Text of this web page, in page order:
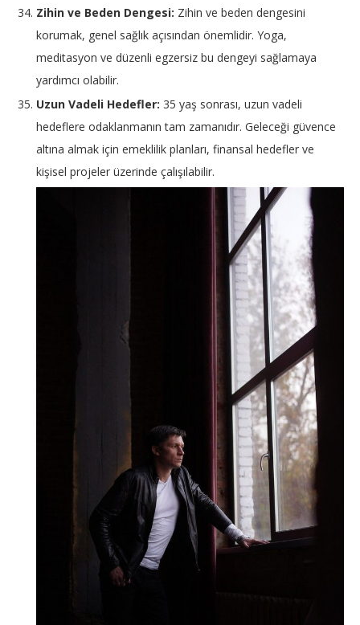
Zihin ve Beden Dengesi: Zihin ve beden dengesini
korumak, genel sağlık açısından önemlidir. Yoga,
meditasyon ve düzenli egzersiz bu dengeyi sağlamaya
yardımcı olabilir.
Uzun Vadeli Hedefler: 35 yaş sonrası, uzun vadeli
hedeflere odaklanmanın tam zamanıdır. Geleceği güvence
altına almak için emeklilik planları, finansal hedefler ve
kişisel projeler üzerinde çalışılabilir.